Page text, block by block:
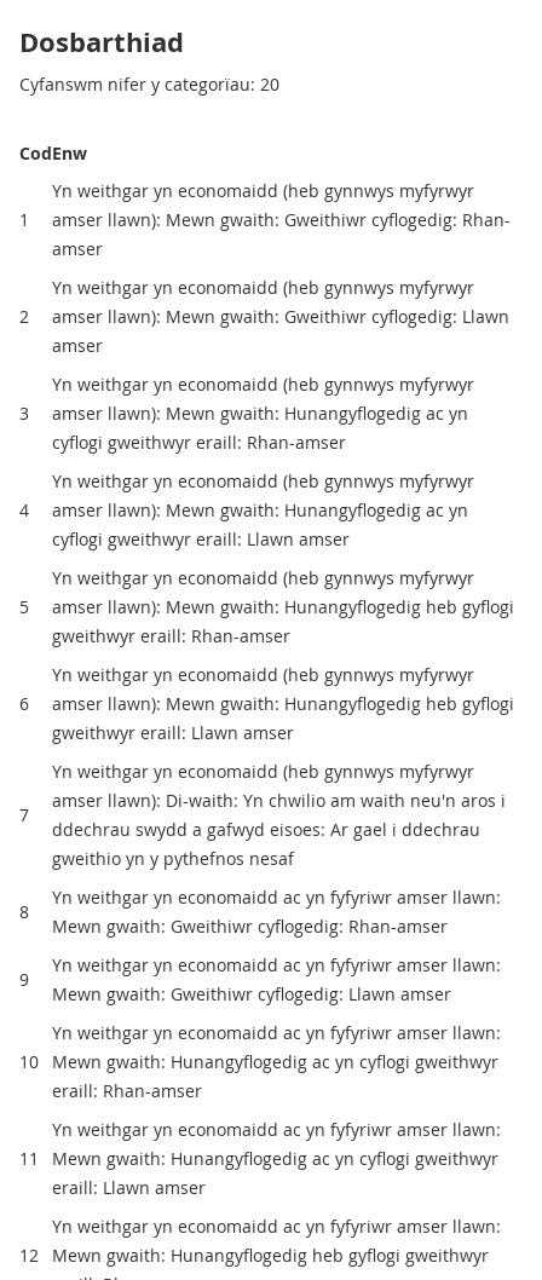
Dosbarthiad
Cyfanswm nifer y categorïau: 20
CodEnw
1
Yn weithgar yn economaidd (heb gynnwys myfyrwyr
amser llawn): Mewn gwaith: Gweithiwr cyflogedig: Rhan-
amser
2
Yn weithgar yn economaidd (heb gynnwys myfyrwyr
amser llawn): Mewn gwaith: Gweithiwr cyflogedig: Llawn
amser
3
Yn weithgar yn economaidd (heb gynnwys myfyrwyr
amser llawn): Mewn gwaith: Hunangyflogedig ac yn
cyflogi gweithwyr eraill: Rhan-amser
4
Yn weithgar yn economaidd (heb gynnwys myfyrwyr
amser llawn): Mewn gwaith: Hunangyflogedig ac yn
cyflogi gweithwyr eraill: Llawn amser
5
Yn weithgar yn economaidd (heb gynnwys myfyrwyr
amser llawn): Mewn gwaith: Hunangyflogedig heb gyflogi
gweithwyr eraill: Rhan-amser
6
Yn weithgar yn economaidd (heb gynnwys myfyrwyr
amser llawn): Mewn gwaith: Hunangyflogedig heb gyflogi
gweithwyr eraill: Llawn amser
7
Yn weithgar yn economaidd (heb gynnwys myfyrwyr
amser llawn): Di-waith: Yn chwilio am waith neu'n aros i
ddechrau swydd a gafwyd eisoes: Ar gael i ddechrau
gweithio yn y pythefnos nesaf
8
Yn weithgar yn economaidd ac yn fyfyriwr amser llawn:
Mewn gwaith: Gweithiwr cyflogedig: Rhan-amser
9
Yn weithgar yn economaidd ac yn fyfyriwr amser llawn:
Mewn gwaith: Gweithiwr cyflogedig: Llawn amser
10
Yn weithgar yn economaidd ac yn fyfyriwr amser llawn:
Mewn gwaith: Hunangyflogedig ac yn cyflogi gweithwyr
eraill: Rhan-amser
11
Yn weithgar yn economaidd ac yn fyfyriwr amser llawn:
Mewn gwaith: Hunangyflogedig ac yn cyflogi gweithwyr
eraill: Llawn amser
12
Yn weithgar yn economaidd ac yn fyfyriwr amser llawn:
Mewn gwaith: Hunangyflogedig heb gyflogi gweithwyr